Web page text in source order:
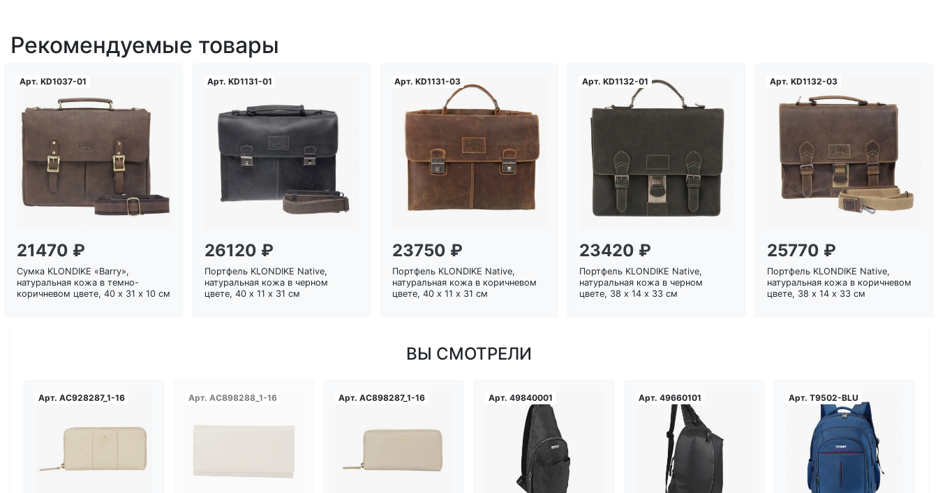
Рекомендуемые товары
Арт. KD1037-01
Загрузка...
21470 ₽
Сумка KLONDIKE «Barry»,
натуральная кожа в темно-
коричневом цвете, 40 х 31 х 10 см
Арт. KD1131-01
Загрузка...
26120 ₽
Портфель KLONDIKE Native,
натуральная кожа в черном
цвете, 40 х 11 х 31 см
Арт.KD1131-03
Загрузка...
23750 ₽
Портфель KLONDIKE Native,
натуральная кожа в коричневом
цвете, 40 х 11 х 31 см
Арт.KD1132-01
Загрузка...
23420 ₽
Портфель KLONDIKE Native,
натуральная кожа в черном
цвете, 38 х 14 х 33 см
Арт. KD1132-03
Загрузка...
25770 ₽
Портфель KLONDIKE Native,
натуральная кожа в коричневом
цвете, 38 х 14 х 33 см
ВЫ СМОТРЕЛИ
Арт. AC928287_1-16 Арт. AC898288_1-16 Арт. AC898287_1-16 Арт. 49840001
Загрузка...
Арт. 49660101
Загрузка...
Арт. T9502-BLU
Загрузка...